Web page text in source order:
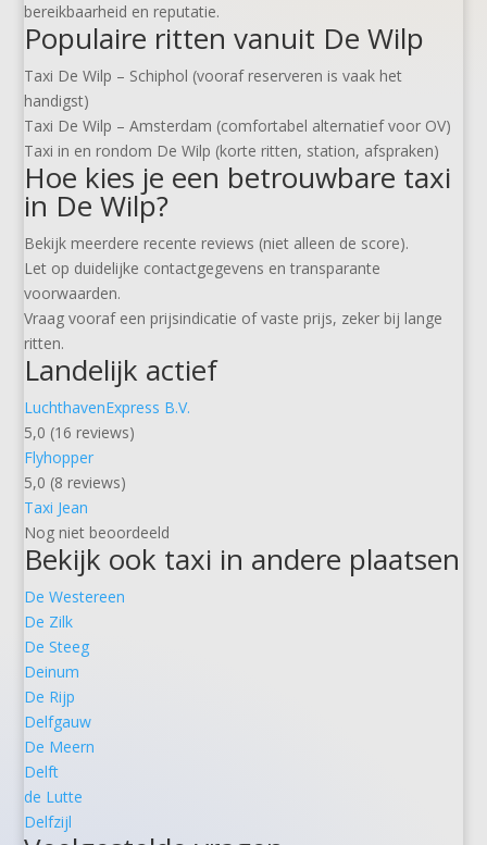
bereikbaarheid en reputatie.
Populaire ritten vanuit De Wilp
Taxi De Wilp – Schiphol (vooraf reserveren is vaak het
handigst)
Taxi De Wilp – Amsterdam (comfortabel alternatief voor OV)
Taxi in en rondom De Wilp (korte ritten, station, afspraken)
Hoe kies je een betrouwbare taxi
in De Wilp?
Bekijk meerdere recente reviews (niet alleen de score).
Let op duidelijke contactgegevens en transparante
voorwaarden.
Vraag vooraf een prijsindicatie of vaste prijs, zeker bij lange
ritten.
Landelijk actief
LuchthavenExpress B.V.
5,0 (16 reviews)
Flyhopper
5,0 (8 reviews)
Taxi Jean
Nog niet beoordeeld
Bekijk ook taxi in andere plaatsen
De Westereen
De Zilk
De Steeg
Deinum
De Rijp
Delfgauw
De Meern
Delft
de Lutte
Delfzijl